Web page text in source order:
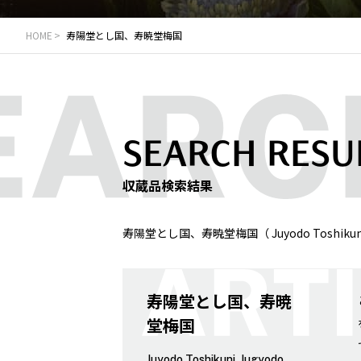
HOME 寿陽堂とし国、寿暁堂梅国
SEARCH
収蔵品検索結果
寿陽堂とし国、寿暁堂梅国（ Juyodo
寿陽堂とし国、寿暁
堂梅国